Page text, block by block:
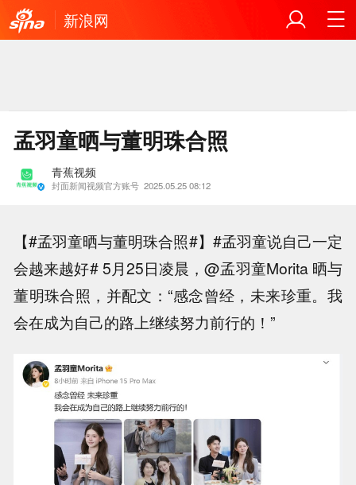
新浪网
孟羽童晒与董明珠合照
青蕉视频
封面新闻视频官方账号 2025.05.25 08:12
【#孟羽童晒与董明珠合照#】#孟羽童说自己一定
会越来越好# 5月25日凌晨，@孟羽童Morita 晒与
董明珠合照，并配文：“感念曾经，未来珍重。我
会在成为自己的路上继续努力前行的！”